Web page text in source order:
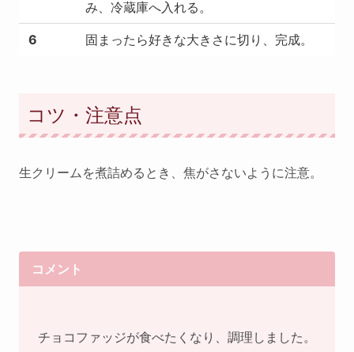
み、冷蔵庫へ入れる。
6 固まったら好きな大きさに切り、完成。
コツ・注意点
生クリームを煮詰めるとき、焦がさないように注意。
コメント
チョコファッジが食べたくなり、調理しました。